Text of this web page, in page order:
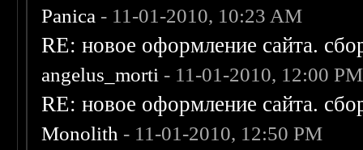
Panica - 11-01-2010, 10:23 AM
RE: новое оформление сайта.
angelus_morti - 11-01-2010, 12:00 PM
RE: новое оформление сайта.
Monolith - 11-01-2010, 12:50 PM